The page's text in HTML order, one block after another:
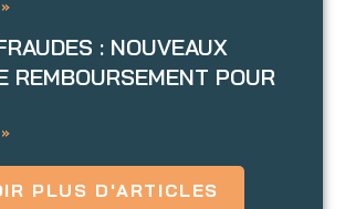
: NOUVEAUX
REMBOURSEMENT POUR
PLUS D'ARTICLES